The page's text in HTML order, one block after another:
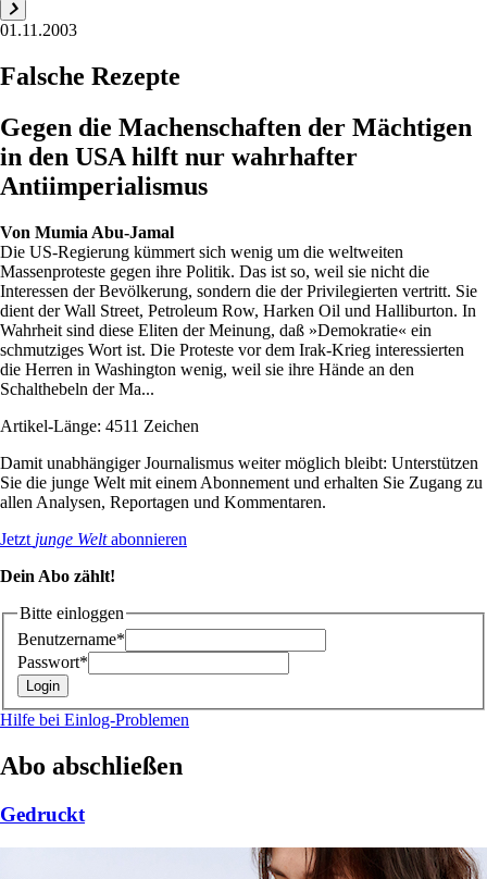
01.11.2003
Falsche Rezepte
Gegen die Machenschaften der Mächtigen
in den USA hilft nur wahrhafter
Antiimperialismus
Von Mumia Abu-Jamal
Die US-Regierung kümmert sich wenig um die weltweiten
Massenproteste gegen ihre Politik. Das ist so, weil sie nicht die
Interessen der Bevölkerung, sondern die der Privilegierten vertritt. Sie
dient der Wall Street, Petroleum Row, Harken Oil und Halliburton. In
Wahrheit sind diese Eliten der Meinung, daß »Demokratie« ein
schmutziges Wort ist. Die Proteste vor dem Irak-Krieg interessierten
die Herren in Washington wenig, weil sie ihre Hände an den
Schalthebeln der Ma...
Artikel-Länge: 4511 Zeichen
Damit unabhängiger Journalismus weiter möglich bleibt: Unterstützen
Sie die junge Welt mit einem Abonnement und erhalten Sie Zugang zu
allen Analysen, Reportagen und Kommentaren.
Jetzt junge Weltabonnieren
Dein Abo zählt!
Bitte einloggen
Benutzername*
Passwort*
Hilfe bei Einlog-Problemen
Abo abschließen
Gedruckt